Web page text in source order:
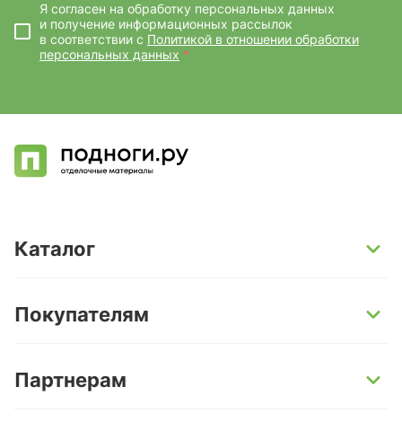
Я согласен на обработку персональных данных
и получение информационных рассылок
в соответствии с Политикой в отношении обработки
персональных данных *
Каталог
Кварц-винил и LVT-плитка
Ламинат
Покупателям
Условия доставки
Партнерам